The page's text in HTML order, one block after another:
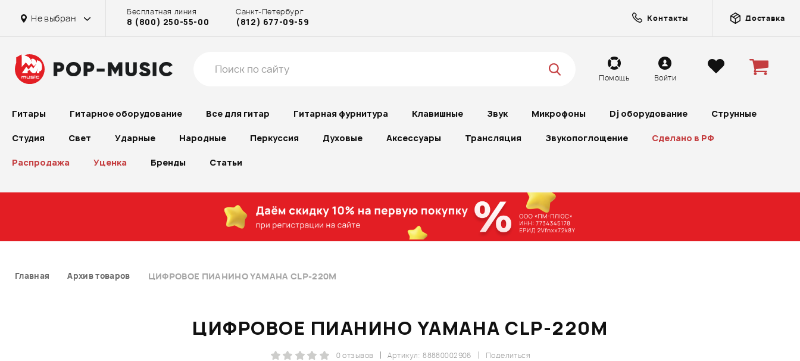
Не выбран
Бесплатная линия
8 (800) 250-55-00
Санкт-Петербург
(812) 677-09-59 Контакты Доставка
Помощь Войти
Гитары Гитарное оборудование Все для гитар Гитарная фурнитура Клавишные Звук Микрофоны Dj оборудование Струнные
Студия Свет Ударные Народные Перкуссия Духовые Аксессуары Трансляция Звукопоглощение Сделано в РФ
Распродажа Уценка Бренды Статьи
Главная Архив товаров ЦИФРОВОЕ ПИАНИНО YAMAHA CLP-220M
ЦИФРОВОЕ ПИАНИНО YAMAHA CLP-220M
Поделиться
Артикул: 88880002906
0 отзывов